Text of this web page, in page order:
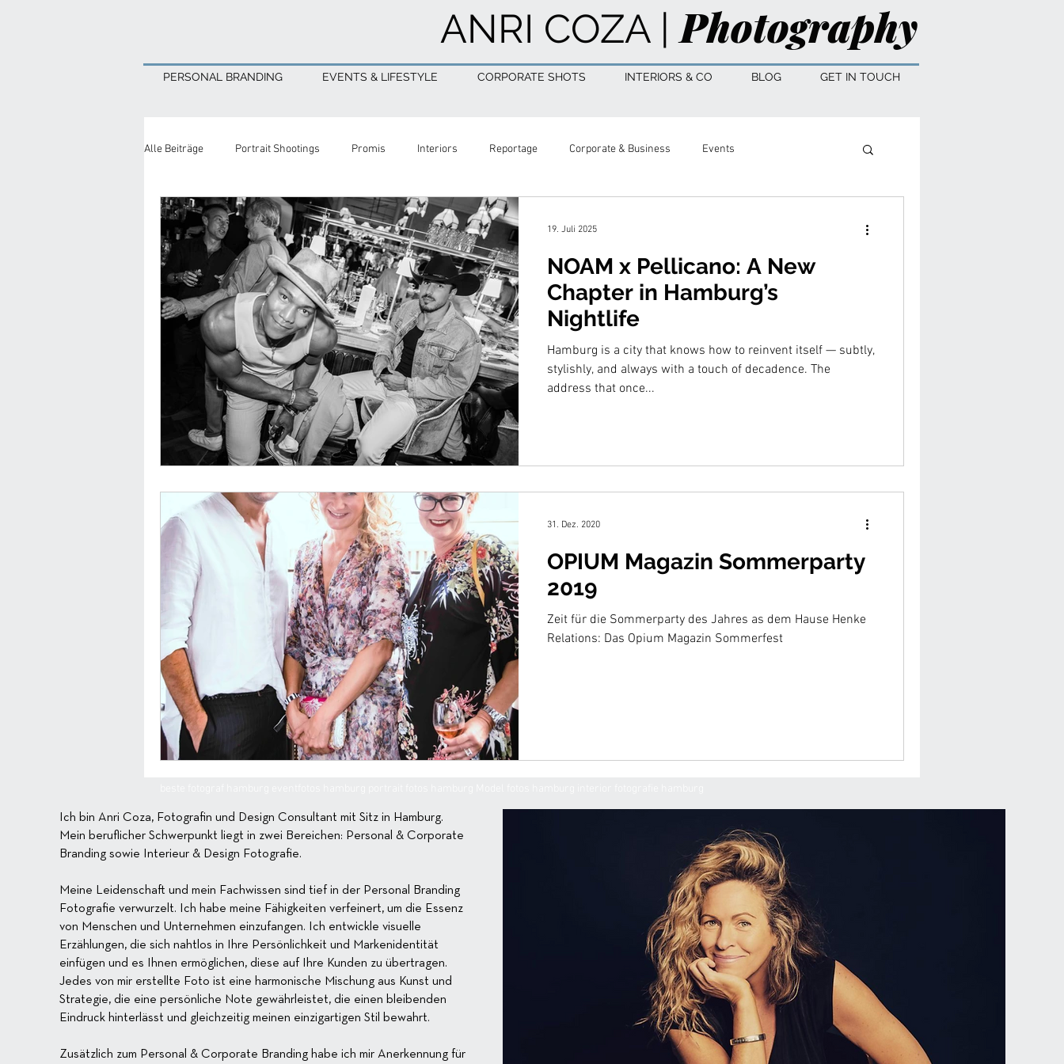
ANRI COZA |Photography
PERSONAL BRANDING EVENTS & LIFESTYLE CORPORATE SHOTS INTERIORS & CO BLOG GET IN TOUCH
Alle Beiträge Portrait Shootings Promis Interiors Reportage Corporate & Business Events
business networking Studio Photography Actors Schauspieler
NOAM x Pellicano: A New
Chapter in Hamburg’s
Nightlife
Hamburg is a city that knows how to reinvent itself — subtly,
stylishly, and always with a touch of decadence. The
address that once...
19. Juli 2025
OPIUM Magazin Sommerparty
2019
Zeit für die Sommerparty des Jahres as dem Hause Henke
Relations: Das Opium Magazin Sommerfest
31. Dez. 2020
Ich bin Anri Coza, Fotografin und Design Consultant mit Sitz in Hamburg.
Mein beruflicher Schwerpunkt liegt in zwei Bereichen: Personal & Corporate
Branding sowie Interieur & Design Fotografie.
Meine Leidenschaft und mein Fachwissen sind tief in der Personal Branding
Fotografie verwurzelt. Ich habe meine Fähigkeiten verfeinert, um die Essenz
von Menschen und Unternehmen einzufangen. Ich entwickle visuelle
Erzählungen, die sich nahtlos in Ihre Persönlichkeit und Markenidentität
einfügen und es Ihnen ermöglichen, diese auf Ihre Kunden zu übertragen.
Jedes von mir erstellte Foto ist eine harmonische Mischung aus Kunst und
Strategie, die eine persönliche Note gewährleistet, die einen bleibenden
Eindruck hinterlässt und gleichzeitig meinen einzigartigen Stil bewahrt.
Zusätzlich zum Personal & Corporate Branding habe ich mir Anerkennung für